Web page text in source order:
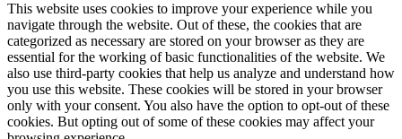
This website uses cookies to improve your experience while you
navigate through the website. Out of these, the cookies that are
categorized as necessary are stored on your browser as they are
essential for the working of basic functionalities of the website. We
also use third-party cookies that help us analyze and understand how
you use this website. These cookies will be stored in your browser
only with your consent. You also have the option to opt-out of these
cookies. But opting out of some of these cookies may affect your